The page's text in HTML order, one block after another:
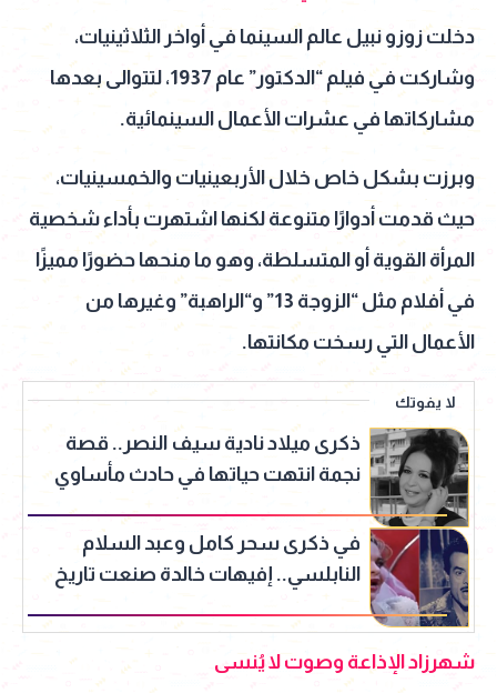
دخلت زوزو نبيل عالم السينما في أواخر الثلاثينيات،
وشاركت في فيلم “الدكتور” عام 1937، لتتوالى بعدها
مشاركاتها في عشرات الأعمال السينمائية.
وبرزت بشكل خاص خلال الأربعينيات والخمسينيات،
حيث قدمت أدوارًا متنوعة لكنها اشتهرت بأداء شخصية
المرأة القوية أو المتسلطة، وهو ما منحها حضورًا مميزًا
في أفلام مثل “الزوجة 13” و“الراهبة” وغيرها من
الأعمال التي رسخت مكانتها.
لا يفوتك
ذكرى ميلاد نادية سيف النصر.. قصة
نجمة انتهت حياتها في حادث مأساوي
في ذكرى سحر كامل وعبد السلام
النابلسي.. إفيهات خالدة صنعت تاريخ
شهرزاد الإذاعة وصوت لا يُنسى